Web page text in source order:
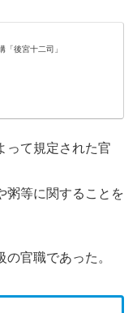
「後宮十二司」
って規定された官
粥等に関することを
官職であった。